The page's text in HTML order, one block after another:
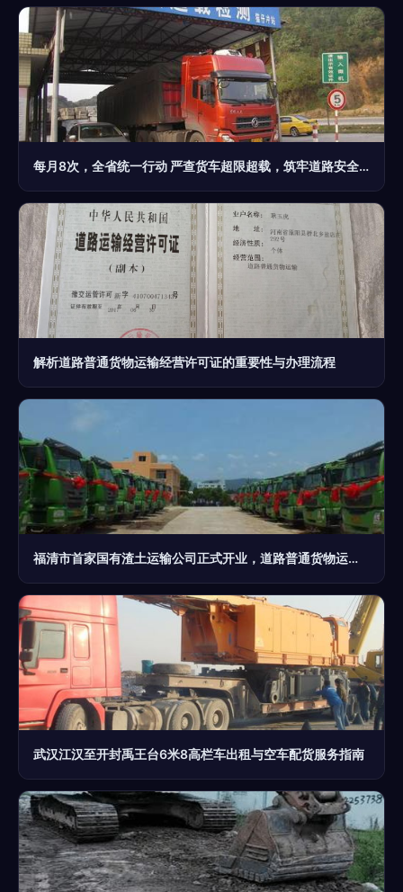
每月8次，全省统一行动 严查货车超限超载，筑牢道路安全防线
解析道路普通货物运输经营许可证的重要性与办理流程
福清市首家国有渣土运输公司正式开业，道路普通货物运输迎来新篇章
武汉江汉至开封禹王台6米8高栏车出租与空车配货服务指南